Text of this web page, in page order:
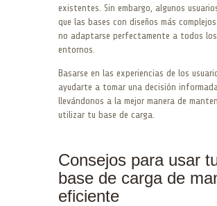
existentes. Sin embargo, algunos
que las bases con diseños más
no adaptarse perfectamente a todos los
entornos.
Basarse en las experiencias de los
ayudarte a tomar una decisión informada,
llevándonos a la mejor manera de
utilizar tu base de carga.
Consejos para usar
base de carga de
eficiente